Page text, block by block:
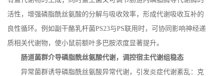
活性，增强磷脂酰丝氨酸的分解与吸收效率，形成代谢吸收互补的
良性循环。例如副干酪乳杆菌PS23与PS联用时，可协同影响神经递
质相关代谢物，使小鼠前额叶多巴胺浓度显著提升。
肠道菌群介导磷脂酰丝氨酸代谢，调控宿主代谢组稳态
异常菌群诱导磷脂酰丝氨酸异常代谢，引发炎症代谢紊乱：克